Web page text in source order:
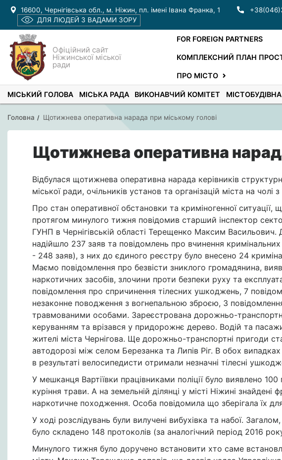
16600, Чернігівська обл., м. Ніжин, пл. імені Івана Франка, 1
ДЛЯ ЛЮДЕЙ З ВАДАМИ ЗОРУ
Офіційний сайт
Ніжинської міської
ради
FOR FOREIGN PARTNERS
КОМПЛЕКСНИЙ ПЛАН
ПРО МІСТО
МІСЬКИЙ ГОЛОВА МІСЬКА РАДА ВИКОНАВЧИЙ КОМІТЕТ
Головна Щотижнева оперативна нарада при міському голові
Щотижнева оперативна
Відбулася щотижнева оперативна нарада керівників
міської ради, очільників установ та організацій міста на
Про стан оперативної обстановки та криміногенної ситуації,
протягом минулого тижня повідомив старший інспектор
ГУНП в Чернігівській області Терещенко Максим Васильович.
надійшло 237 заяв та повідомлень про вчинення
- 248 заяв), з них до єдиного реєстру було внесено 24
Маємо повідомлення про безвісти зниклого громадянина,
наркотичних засобів, злочини проти безпеки руху та
повідомлення про спричинення тілесних ушкоджень, 7
незаконне поводження з вогнепальною зброєю, 3
травмованими особами. Зареєстрована дорожньо-
керуванням та врізався у придорожнє дерево. Водій та
жителі міста Чернігова. Ще дорожньо-транспортні пригоди
автодорозі між селом Березанка та Липів Ріг. В обох
в результаті велосипедисти отримали незначні тілесні
У мешканця Вартіївки працівниками поліції було виявлено
куріння трави. А на земельній ділянці у місті Ніжині
наркотичне походження. Особа повідомила що зберігала їх
У ході розслідувань були вилучені вибухівка та набої.
було складено 148 протоколів (за аналогічний період 2016
Минулого тижня було доручено встановити хто саме